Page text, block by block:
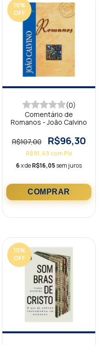
10%
OFF
(0)
Comentário de
Romanos - João Calvino
R$107,00 R$96,30
R$91,49 com Pix
6x deR$16,05sem juros
10%
OFF